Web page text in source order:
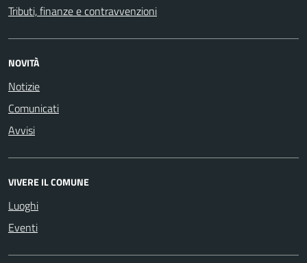
Tributi, finanze e contravvenzioni
NOVITÀ
Notizie
Comunicati
Avvisi
VIVERE IL COMUNE
Luoghi
Eventi